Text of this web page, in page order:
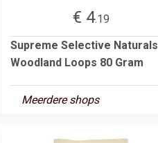
€ 4.19
Supreme Selective Naturals
Woodland Loops 80 Gram
Meerdere shops